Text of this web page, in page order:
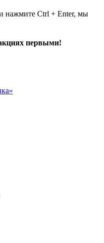
нажмите Ctrl + Enter, мы
первыми!